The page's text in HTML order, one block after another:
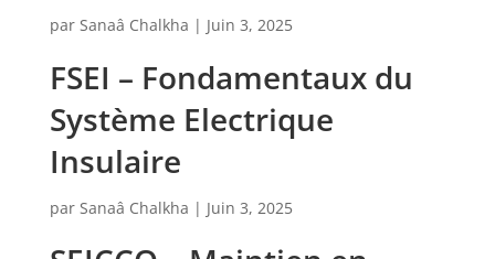
par Sanaâ Chalkha | Juin 3, 2025
FSEI – Fondamentaux du
Système Electrique
Insulaire
par Sanaâ Chalkha | Juin 3, 2025